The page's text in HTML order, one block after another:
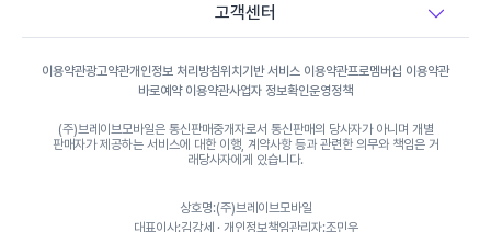
장애인 편의시설 설치
고객센터
이용약관광고약관개인정보 처리방침위치기반 서비스 이용약관프로멤버십 이용약관
바로예약 이용약관사업자 정보확인운영정책
(주)브레이브모바일은 통신판매중개자로서 통신판매의 당사자가 아니며 개별
판매자가 제공하는 서비스에 대한 이행, 계약사항 등과 관련한 의무와 책임은 거
래당사자에게 있습니다.
상호명:(주)브레이브모바일
대표이사:김강세 · 개인정보책임관리자:조민우